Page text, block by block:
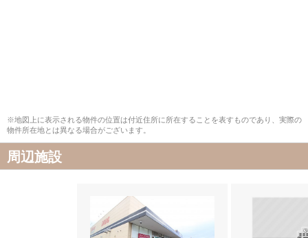
※地図上に表示される物件の位置は付近住所に所在することを表すものであり、実際の
物件所在地とは異なる場合がございます。
周辺施設